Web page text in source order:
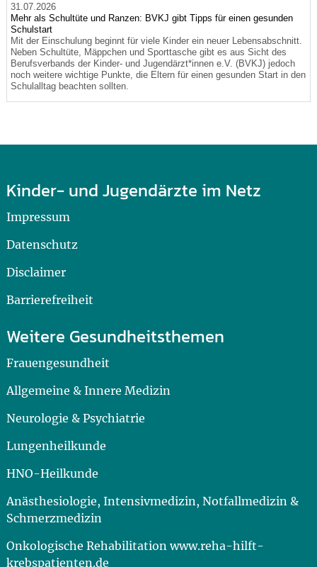
31.07.2026
Mehr als Schultüte und Ranzen: BVKJ gibt Tipps für einen gesunden
Schulstart
Mit der Einschulung beginnt für viele Kinder ein neuer Lebensabschnitt.
Neben Schultüte, Mäppchen und Sporttasche gibt es aus Sicht des
Berufsverbands der Kinder- und Jugendärzt*innen e.V. (BVKJ) jedoch
noch weitere wichtige Punkte, die Eltern für einen gesunden Start in den
Schulalltag beachten sollten.
Kinder- und Jugendärzte im Netz
Impressum
Datenschutz
Disclaimer
Barrierefreiheit
Weitere Gesundheitsthemen
Frauengesundheit
Allgemeine & Innere Medizin
Neurologie & Psychiatrie
Lungenheilkunde
HNO-Heilkunde
Anästhesiologie, Intensivmedizin, Notfallmedizin &
Schmerzmedizin
Onkologische Rehabilitation www.reha-hilft-
krebspatienten.de